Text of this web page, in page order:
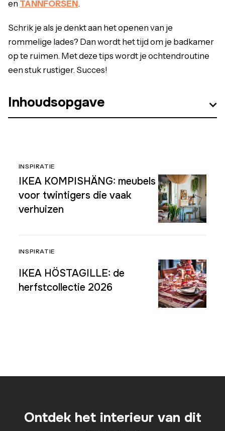
en TÄNNFORSEN.
Schrik je als je denkt aan het openen van je
rommelige lades? Dan wordt het tijd om je badkamer
op te ruimen. Met deze tips wordt je ochtendroutine
een stuk rustiger. Succes!
Inhoudsopgave
INSPIRATIE
IKEA KOMPISHÄNG: meubels
voor twintigers die vaak
verhuizen
INSPIRATIE
IKEA HÖSTAGILLE: de
herfstcollectie 2026
Ontdek het interieur van dit